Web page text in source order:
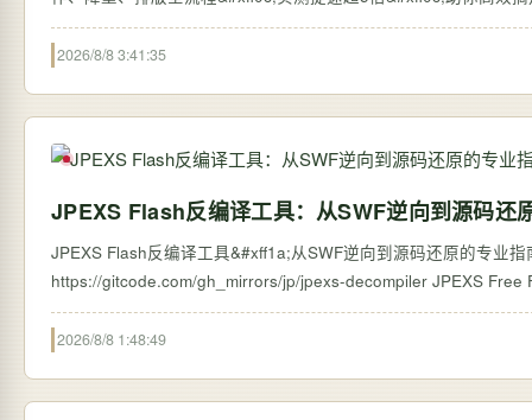
2026/8/8 3:41:35
JPEXS Flash反编译工具：从SWF逆向到源码还
JPEXS Flash反编译工具&#xff1a;从SWF逆向到源码还原的专业指南
https://gitcode.com/
2026/8/8 1:48:49